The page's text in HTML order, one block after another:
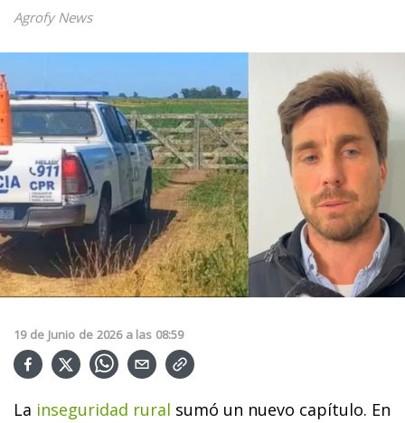
Agrofy News
19 de Junio de 2026 a las 08:59
La inseguridad rural sumó un nuevo capítulo. En